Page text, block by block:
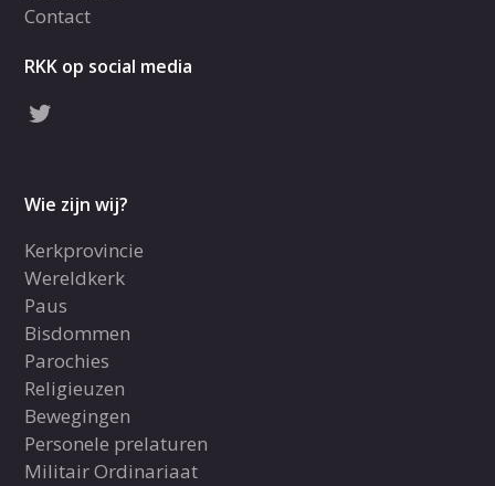
Contact
RKK op social media
Wie zijn wij?
Kerkprovincie
Wereldkerk
Paus
Bisdommen
Parochies
Religieuzen
Bewegingen
Personele prelaturen
Militair Ordinariaat